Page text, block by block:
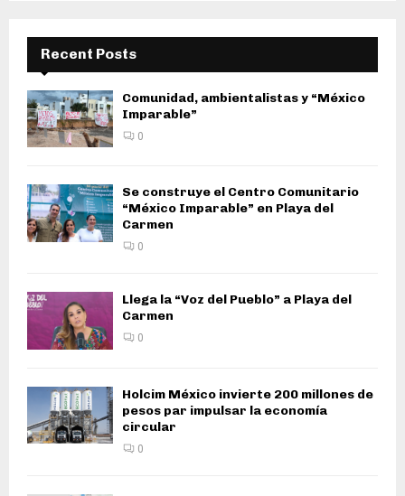
Recent Posts
Comunidad, ambientalistas y “México
Imparable”
0
Se construye el Centro Comunitario
“México Imparable” en Playa del
Carmen
0
Llega la “Voz del Pueblo” a Playa del
Carmen
0
Holcim México invierte 200 millones de
pesos par impulsar la economía
circular
0